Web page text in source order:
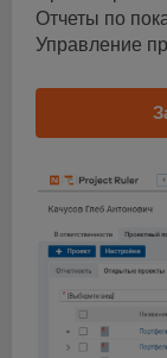
Отчеты по
Управление